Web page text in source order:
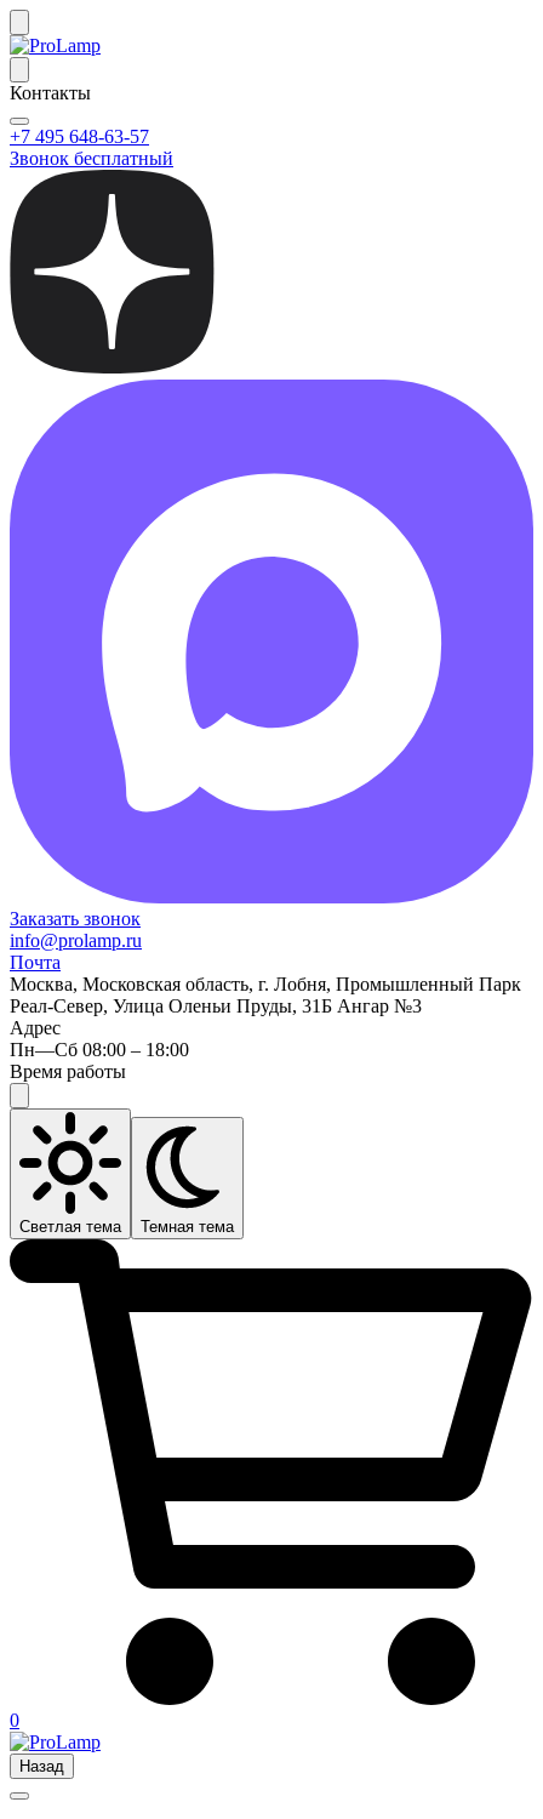
Контакты
+7 495 648-63-57
Звонок бесплатный
Заказать звонок
info@prolamp.ru
Почта
Москва, Московская область, г. Лобня, Промышленный Парк
Реал-Север, Улица Оленьи Пруды, 31Б Ангар №3
Адрес
Пн—Сб 08:00 – 18:00
Время работы
Светлая тема Темная тема
0
Назад